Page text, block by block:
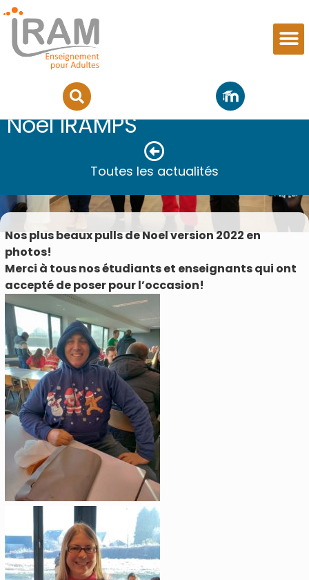
Les plus beaux pulls de
Noel IRAMPS
Toutes les actualités
Nos plus beaux pulls de Noel version 2022 en
photos!
Merci à tous nos étudiants et enseignants qui ont
accepté de poser pour l’occasion!